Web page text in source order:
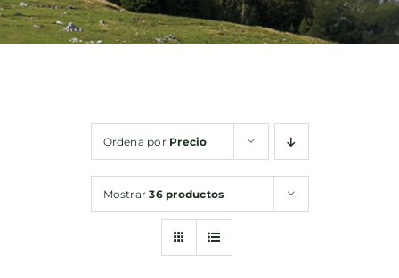
Bebidas
Ordena por Precio
Mostrar36 productos